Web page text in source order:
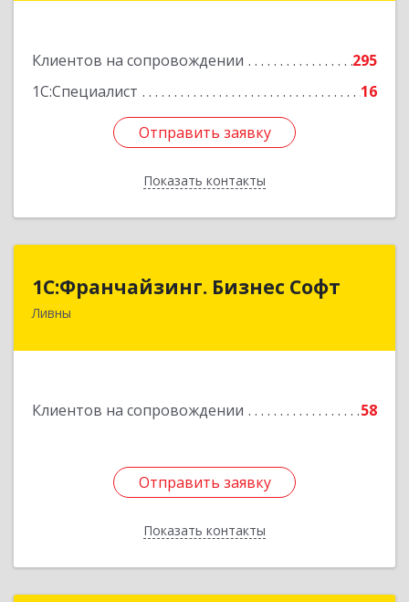
Клиентов на сопровождении
295
1С:Специалист
16
Отправить заявку
Показать контакты
Отправить заявку
Назад
1C:Франчайзинг. Бизнес Софт
Ливны
Клиентов на сопровождении 58
Отправить заявку
Показать контакты
1C:Франчайзинг. Бизнес Софт
303851, Орловская обл, Ливны г, Гайдара ул,
Отправить заявку
Назад